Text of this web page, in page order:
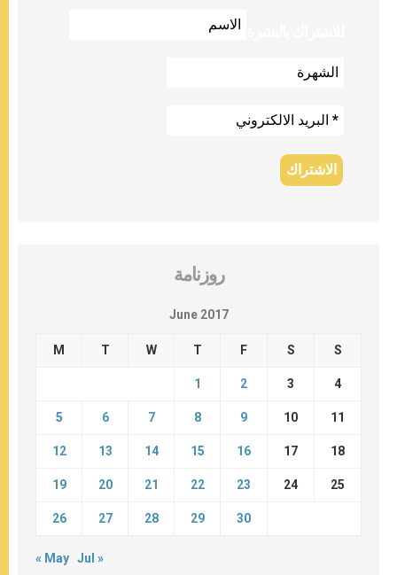
روزنامة
June 2017
M T W T F S S
1 2 3 4
5 6 7 8 9 10 11
12 13 14 15 16 17 18
19 20 21 22 23 24 25
26 27 28 29 30
« May Jul »